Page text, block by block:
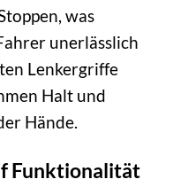
was
unerlässlich
Lenkergriffe
Halt und
Hände.
Funktionalität